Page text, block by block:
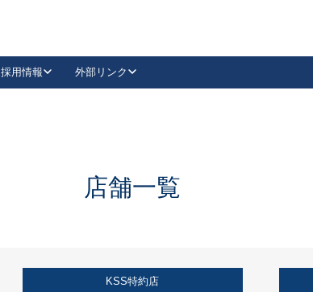
抗ウイルス・抗菌製品
採用情報 外部リンク
LinkedIn店舗一覧
KSS特約店